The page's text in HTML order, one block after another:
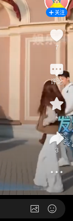
关注
7
评论
1
3